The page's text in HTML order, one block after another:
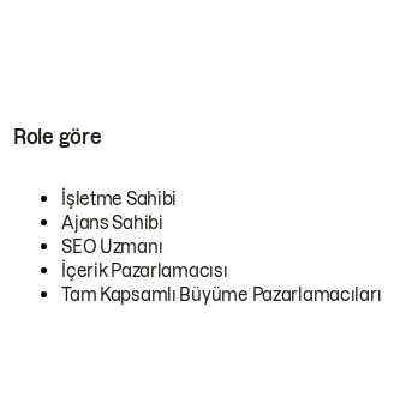
Role göre
İşletme Sahibi
Ajans Sahibi
SEO Uzmanı
İçerik Pazarlamacısı
Tam Kapsamlı Büyüme Pazarlamacıları